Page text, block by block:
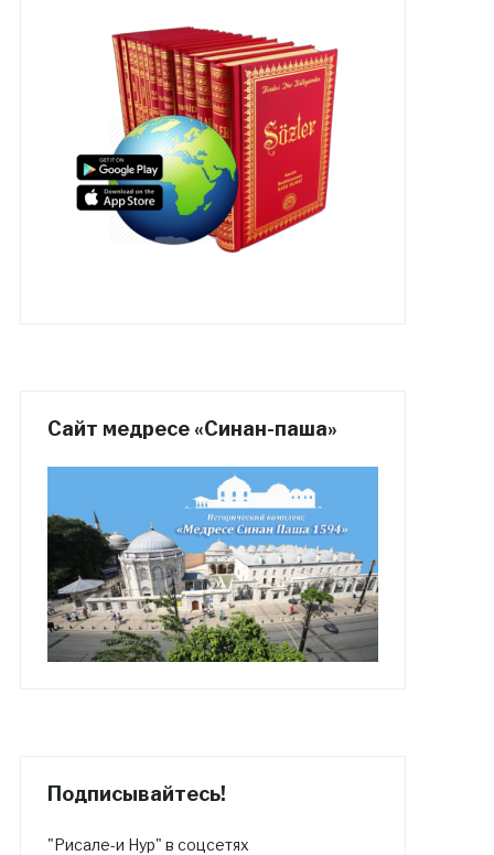
Сайт медресе «Синан-паша»
Подписывайтесь!
"Рисале-и Нур" в соцсетях